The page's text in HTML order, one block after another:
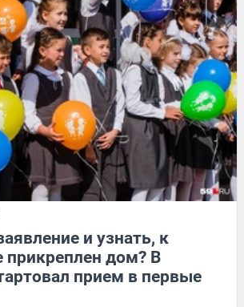
и узнать, к
прикреплен дом? В
прием в первые